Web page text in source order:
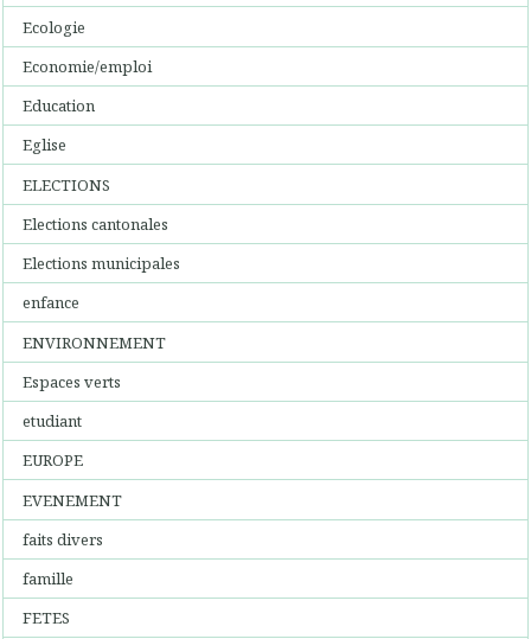
Ecologie
Economie/emploi
Education
Eglise
ELECTIONS
Elections cantonales
Elections municipales
enfance
ENVIRONNEMENT
Espaces verts
etudiant
EUROPE
EVENEMENT
faits divers
famille
FETES